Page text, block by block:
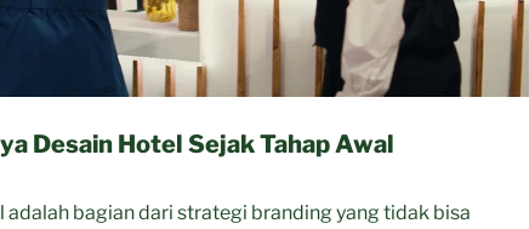
Desain Hotel Sejak Tahap Awal
adalah bagian dari strategi branding yang tidak bisa